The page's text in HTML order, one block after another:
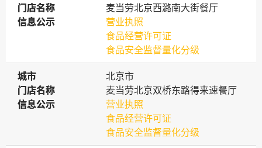
门店名称
门店名称
麦当劳北京西潞南大街餐厅
信息公示
信息公示
营业执照
食品经营许可证
食品安全监督量化分级
城市
城市
北京市
门店名称
门店名称
麦当劳北京双桥东路得来速餐厅
信息公示
信息公示
营业执照
食品经营许可证
食品安全监督量化分级